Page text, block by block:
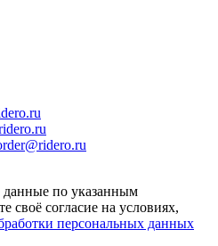
данные по указанным
своё согласие на условиях,
персональных данных